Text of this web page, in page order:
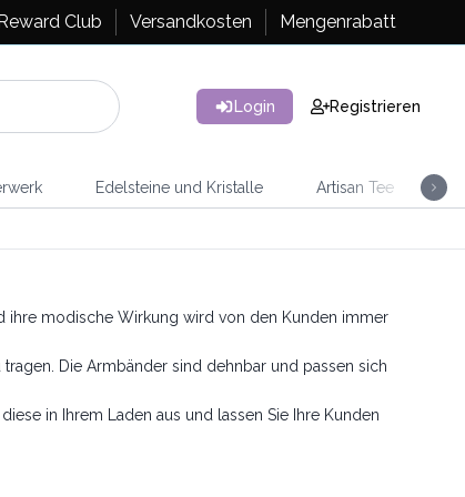
Club Versandkosten Mengenrabatt
Login Registrieren
Edelsteine und Kristalle Artisan Tee
ihre modische Wirkung wird von den Kunden immer
Die Armbänder sind dehnbar und passen sich
diese in Ihrem Laden aus und lassen Sie Ihre Kunden